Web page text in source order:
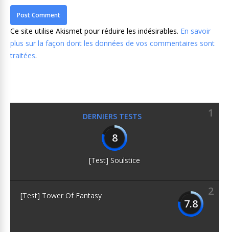
Ce site utilise Akismet pour réduire les indésirables. En savoir
plus sur la façon dont les données de vos commentaires sont
traitées.
DERNIERS TESTS
1
8
[Test] Soulstice
2
7.8
[Test] Tower Of Fantasy